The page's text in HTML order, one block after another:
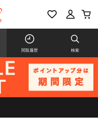
閲覧履歴 検索